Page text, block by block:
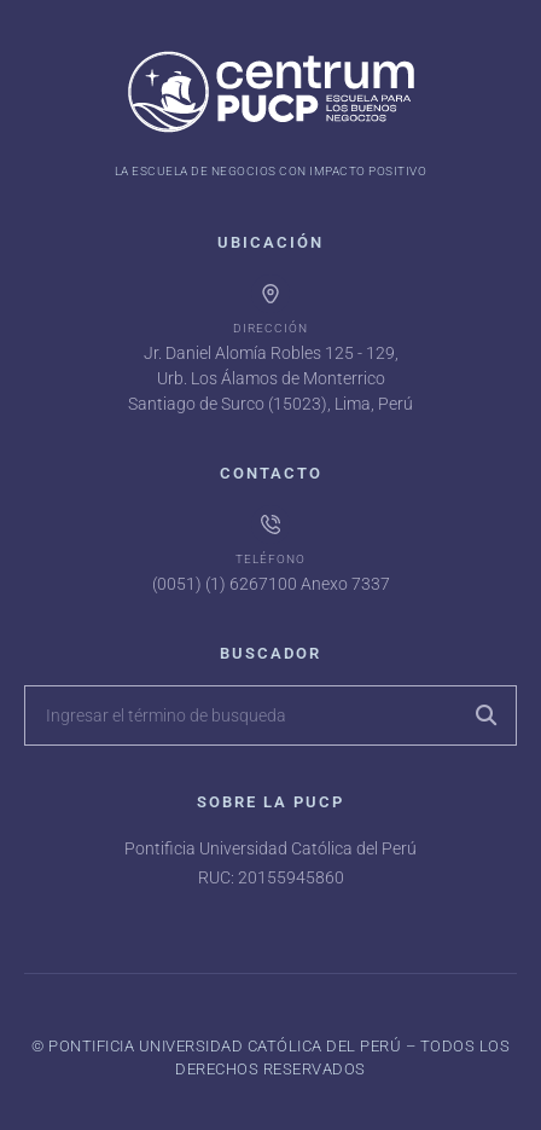
LA ESCUELA DE NEGOCIOS CON IMPACTO POSITIVO
UBICACIÓN
DIRECCIÓN
Jr. Daniel Alomía Robles 125 - 129,
Urb. Los Álamos de Monterrico
Santiago de Surco (15023), Lima, Perú
CONTACTO
TELÉFONO
(0051) (1) 6267100 Anexo 7337
BUSCADOR
SOBRE LA PUCP
Pontificia Universidad Católica del Perú
RUC: 20155945860
©️ PONTIFICIA UNIVERSIDAD CATÓLICA DEL PERÚ – TODOS LOS
DERECHOS RESERVADOS